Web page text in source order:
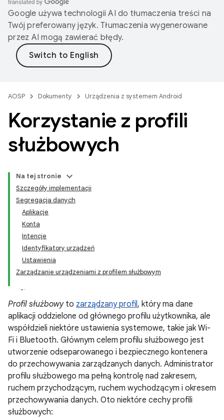
Google używa technologii AI do tłumaczenia treści na
Twój preferowany język. Tłumaczenia wygenerowane
przez AI mogą zawierać błędy.
AOSP Dokumenty Urządzenia z systemem Android
Korzystanie z profili
służbowych
Na tej stronie
Szczegóły implementacji
Segregacja danych
Aplikacje
Konta
Intencje
Identyfikatory urządzeń
Ustawienia
Zarządzanie urządzeniami z profilem służbowym
Profil służbowyto zarządzany profil, który ma dane
aplikacji oddzielone od głównego profilu użytkownika, ale
współdzieli niektóre ustawienia systemowe, takie jak Wi-
Fi i Bluetooth. Głównym celem profilu służbowego jest
utworzenie odseparowanego i bezpiecznego kontenera
do przechowywania zarządzanych danych. Administrator
profilu służbowego ma pełną kontrolę nad zakresem,
ruchem przychodzącym, ruchem wychodzącym i okresem
przechowywania danych. Oto niektóre cechy profili
służbowych: